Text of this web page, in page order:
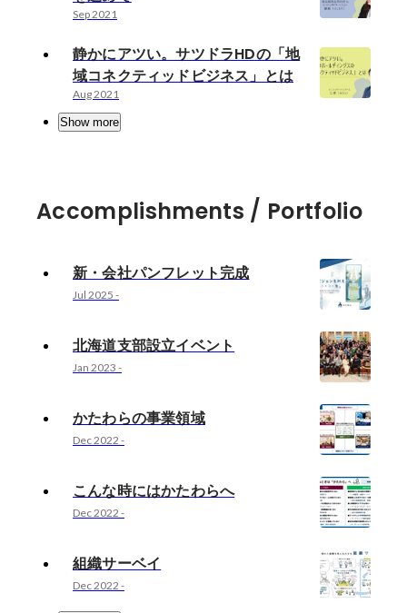
Sep 2021
静かにアツい。サツドラHDの「地
域コネクティッドビジネス」とは
Aug 2021
Show more
Accomplishments / Portfolio
新・会社パンフレット完成
Jul 2025 -
北海道支部設立イベント
Jan 2023 -
かたわらの事業領域
Dec 2022 -
こんな時にはかたわらへ
Dec 2022 -
組織サーベイ
Dec 2022 -